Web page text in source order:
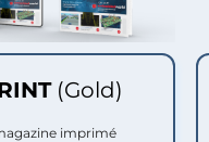
(Gold)
imprimé